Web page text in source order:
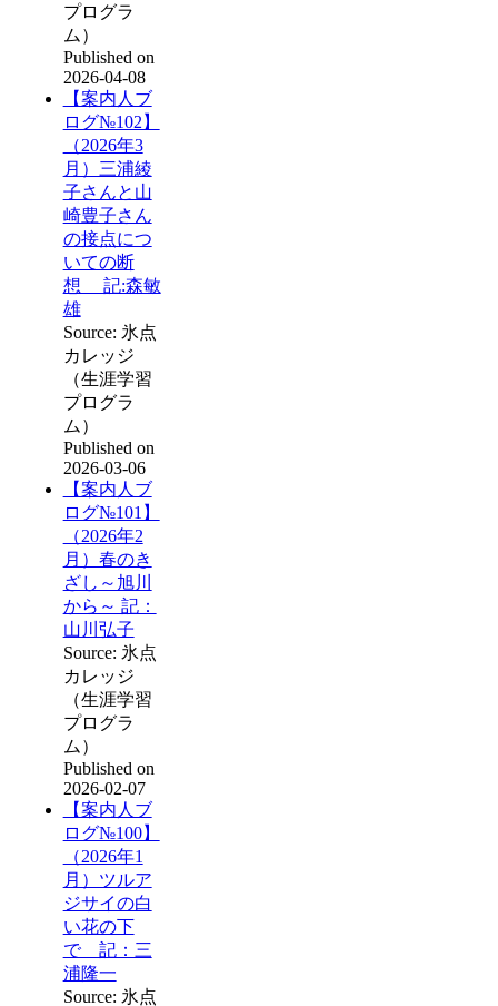
プログラ
ム）
Published on
2026-04-08
【案内人ブ
ログ№102】
（2026年3
月）三浦綾
子さんと山
崎豊子さん
の接点につ
いての断
想 記:森敏
雄
Source: 氷点
カレッジ
（生涯学習
プログラ
ム）
Published on
2026-03-06
【案内人ブ
ログ№101】
（2026年2
月）春のき
ざし～旭川
から～ 記：
山川弘子
Source: 氷点
カレッジ
（生涯学習
プログラ
ム）
Published on
2026-02-07
【案内人ブ
ログ№100】
（2026年1
月）ツルア
ジサイの白
い花の下
で 記：三
浦隆一
Source: 氷点